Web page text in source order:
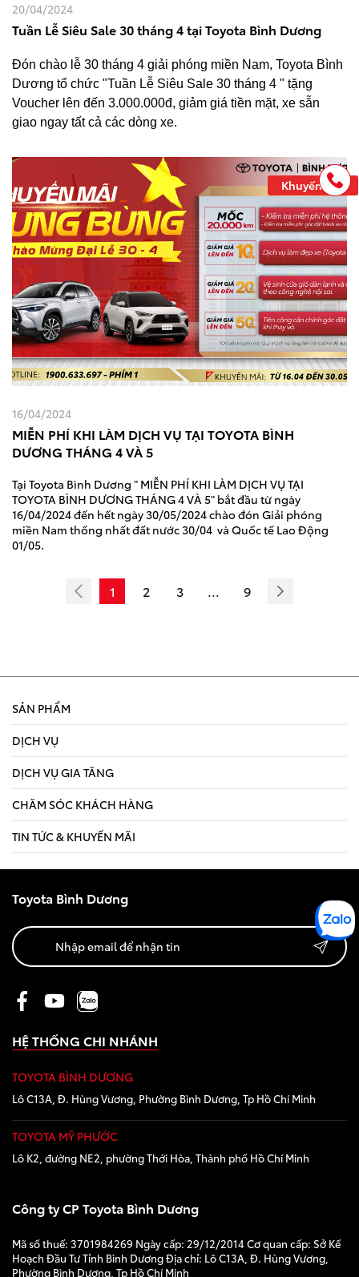
20/04/2024
Tuần Lễ Siêu Sale 30 tháng 4 tại Toyota Bình Dương
Đón chào lễ 30 tháng 4 giải phóng miền Nam, Toyota Bình
Dương tổ chức "Tuần Lễ Siêu Sale 30 tháng 4 " tặng
Voucher lên đến 3.000.000đ, giảm giá tiền mặt, xe sẵn
giao ngay tất cả các dòng xe.
Khuyến mãi
16/04/2024
MIỄN PHÍ KHI LÀM DỊCH VỤ TẠI TOYOTA BÌNH
DƯƠNG THÁNG 4 VÀ 5
Tại Toyota Bình Dương " MIỄN PHÍ KHI LÀM DỊCH VỤ TẠI
TOYOTA BÌNH DƯƠNG THÁNG 4 VÀ 5" bắt đầu từ ngày
16/04/2024 đến hết ngày 30/05/2024 chào đón Giải phóng
miền Nam thống nhất đất nước 30/04 và Quốc tế Lao Động
01/05.
1 2 3 ... 9
SẢN PHẨM
DỊCH VỤ
DỊCH VỤ GIA TĂNG
CHĂM SÓC KHÁCH HÀNG
TIN TỨC & KHUYẾN MÃI
Toyota Bình Dương
HỆ THỐNG CHI NHÁNH
TOYOTA BÌNH DƯƠNG
Lô C13A, Đ. Hùng Vương, Phường Bình Dương, Tp Hồ Chí Minh
TOYOTA MỸ PHƯỚC
Lô K2, đường NE2, phường Thới Hòa, Thành phố Hồ Chí Minh
Công ty CP Toyota Bình Dương
Mã số thuế: 3701984269 Ngày cấp: 29/12/2014 Cơ quan cấp: Sở Kế
Hoạch Đầu Tư Tỉnh Bình Dương Địa chỉ: Lô C13A, Đ. Hùng Vương,
Phường Bình Dương, Tp Hồ Chí Minh